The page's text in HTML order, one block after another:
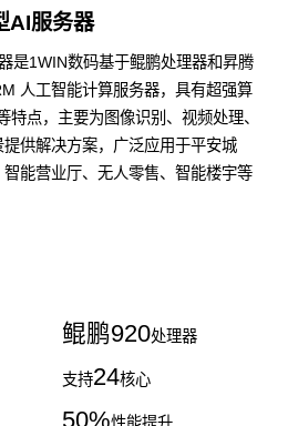
AI服务器
是1WIN数码基于鲲鹏处理器和昇腾
人工智能计算服务器，具有超强算
特点，主要为图像识别、视频处理、
供解决方案，广泛应用于平安城
能营业厅、无人零售、智能楼宇等
鲲鹏920处理器
支持24核心
50%